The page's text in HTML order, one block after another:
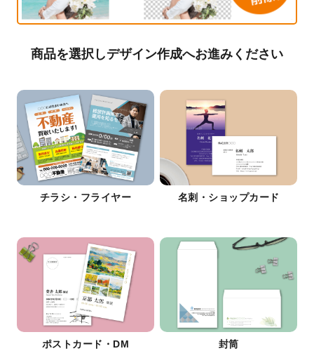
商品を選択しデザイン作成へお進みください
チラシ・フライヤー 名刺・ショップカード
ポストカード・DM 封筒